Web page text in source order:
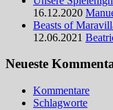
16.12.2020
Beasts of
12.06.2021
Neueste
Kommentare
Schlagworte